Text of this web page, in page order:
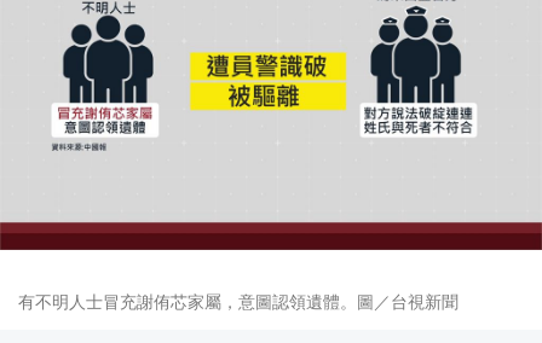
有不明人士冒充謝侑芯家屬，意圖認領遺體。圖／台視新聞